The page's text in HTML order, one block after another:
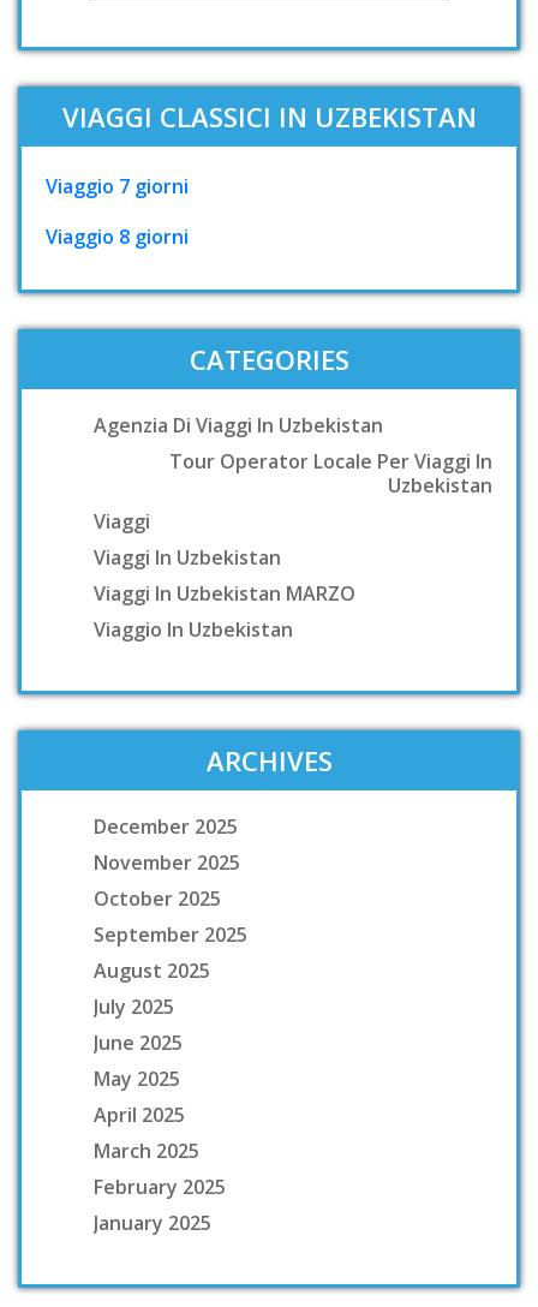
VIAGGI CLASSICI IN UZBEKISTAN
Viaggio 7 giorni
Viaggio 8 giorni
CATEGORIES
Agenzia Di Viaggi In Uzbekistan
Tour Operator Locale Per Viaggi In
Uzbekistan
Viaggi
Viaggi In Uzbekistan
Viaggi In Uzbekistan MARZO
Viaggio In Uzbekistan
ARCHIVES
December 2025
November 2025
October 2025
September 2025
August 2025
July 2025
June 2025
May 2025
April 2025
March 2025
February 2025
January 2025